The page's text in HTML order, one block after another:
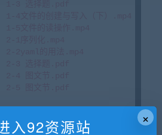
×
入92资源站